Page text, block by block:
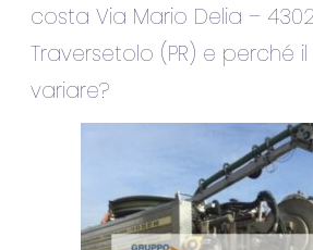
costa Via Mario Delia –
Traversetolo (PR) e perché
variare?